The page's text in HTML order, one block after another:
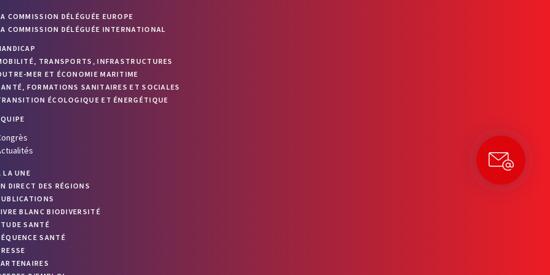
COMMISSION DÉLÉGUÉE EUROPE
COMMISSION DÉLÉGUÉE INTERNATIONAL
TRANSPORTS, INFRASTRUCTURES
MER ET ÉCONOMIE MARITIME
FORMATIONS SANITAIRES ET SOCIALES
ÉCOLOGIQUE ET ÉNERGÉTIQUE
LA UNE
DIRECT DES RÉGIONS
BLANC BIODIVERSITÉ
SANTÉ
SANTÉ